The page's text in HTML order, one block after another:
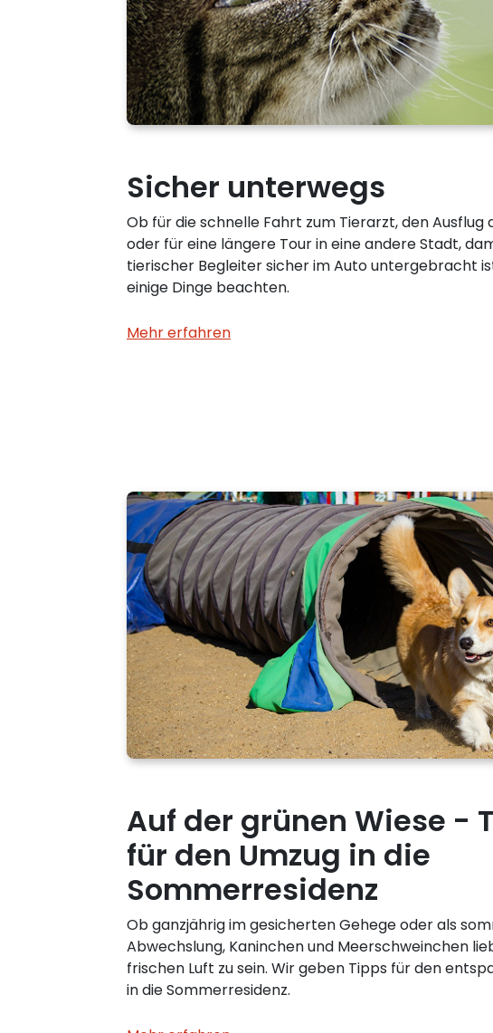
Sicher unterwegs
Ob für die schnelle Fahrt zum Tierarzt, den Ausflug
oder für eine längere Tour in eine andere Stadt,
tierischer Begleiter sicher im Auto untergebracht
einige Dinge beachten.
Mehr erfahren
Auf der grünen Wiese -
für den Umzug in die
Sommerresidenz
Ob ganzjährig im gesicherten Gehege oder als
Abwechslung, Kaninchen und Meerschweinchen
frischen Luft zu sein. Wir geben Tipps für den
in die Sommerresidenz.